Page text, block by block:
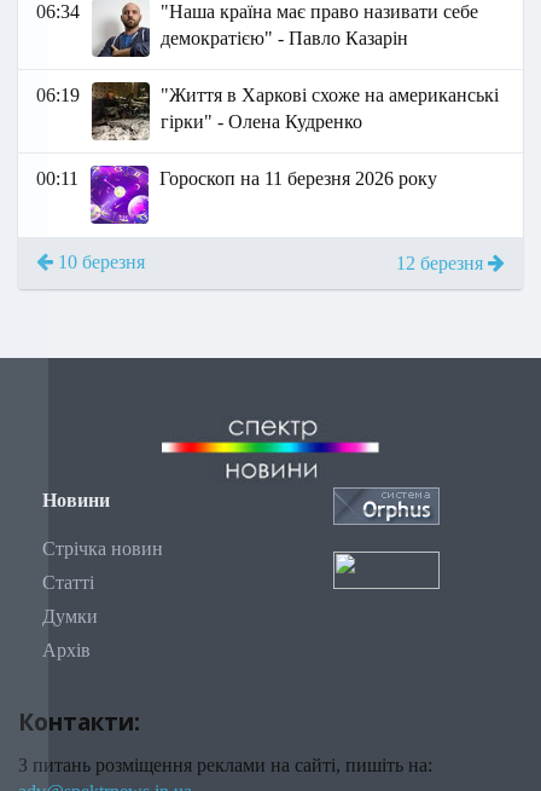
06:34
"Наша країна має право називати себе
демократією" - Павло Казарін
06:19
"Життя в Харкові схоже на американські
гірки" - Олена Кудренко
00:11 Гороскоп на 11 березня 2026 року
10 березня 12 березня
Новини
Стрічка новин
Статті
Думки
Архів
Контакти:
З питань розміщення реклами на сайті, пишіть на: